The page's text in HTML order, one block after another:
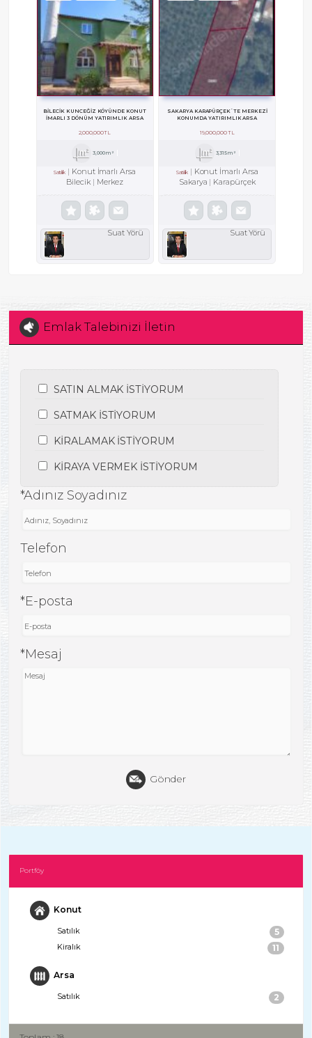
BILECIK KUNCEĞIZ KÖYÜNDE KONUT
IMARLI 3 DÖNÜM YATIRIMLIK ARSA
2,000,000 TL
3,000m²
Satılık
Konut İmarlı Arsa
Bilecik
Merkez
Suat Yörü
SAKARYA KARAPÜRÇEK`TE MERKEZI
KONUMDA YATIRIMLIK ARSA
19,000,000 TL
3,315m²
Satılık
Konut İmarlı Arsa
Sakarya
Karapürçek
Suat Yörü
Emlak Talebinizi İletin
SATIN ALMAK İSTİYORUM
SATMAK İSTİYORUM
KİRALAMAK İSTİYORUM
KİRAYA VERMEK İSTİYORUM
*Adınız Soyadınız
Telefon
*E-posta
*Mesaj
Gönder
Portföy
Konut
Satılık 5
Kiralık 11
Arsa
Satılık 2